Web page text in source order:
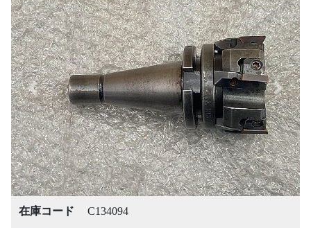
Previous Next
在庫コード
C134094